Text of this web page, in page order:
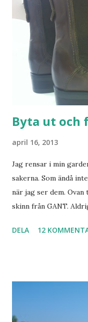
Byta ut och
april 16, 2013
Jag rensar i min
sakerna. Som ändå
när jag ser dem.
skinn från GANT.
sköna. Stilrena.
Rester med några
DELA 12